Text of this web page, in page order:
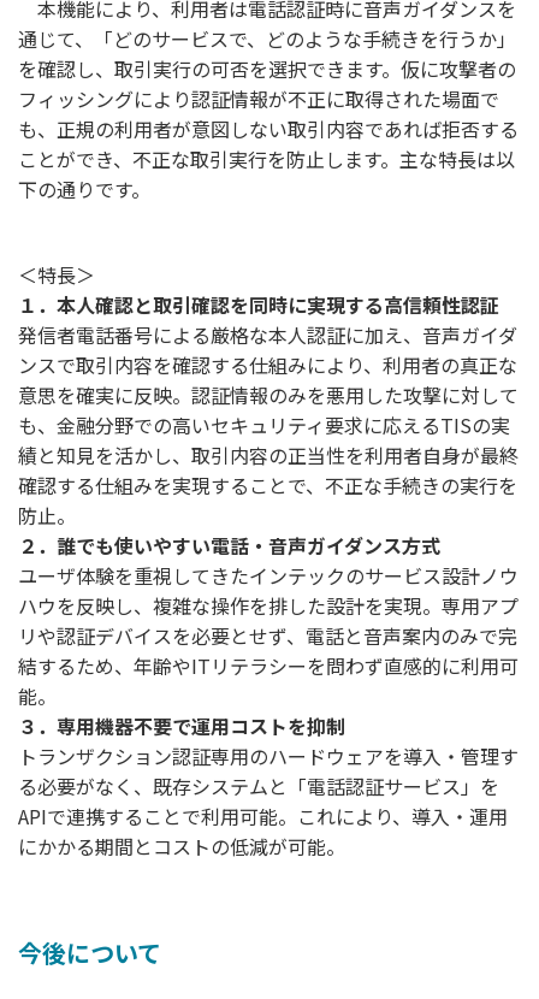
本機能により、利用者は電話認証時に音声ガイダンスを
通じて、「どのサービスで、どのような手続きを行うか」
を確認し、取引実行の可否を選択できます。仮に攻撃者の
フィッシングにより認証情報が不正に取得された場面で
も、正規の利用者が意図しない取引内容であれば拒否する
ことができ、不正な取引実行を防止します。主な特長は以
下の通りです。
＜特長＞
１．本人確認と取引確認を同時に実現する高信頼性認証
発信者電話番号による厳格な本人認証に加え、音声ガイダ
ンスで取引内容を確認する仕組みにより、利用者の真正な
意思を確実に反映。認証情報のみを悪用した攻撃に対して
も、金融分野での高いセキュリティ要求に応えるTISの実
績と知見を活かし、取引内容の正当性を利用者自身が最終
確認する仕組みを実現することで、不正な手続きの実行を
防止。
２．誰でも使いやすい電話・音声ガイダンス方式
ユーザ体験を重視してきたインテックのサービス設計ノウ
ハウを反映し、複雑な操作を排した設計を実現。専用アプ
リや認証デバイスを必要とせず、電話と音声案内のみで完
結するため、年齢やITリテラシーを問わず直感的に利用可
能。
３．専用機器不要で運用コストを抑制
トランザクション認証専用のハードウェアを導入・管理す
る必要がなく、既存システムと「電話認証サービス」を
APIで連携することで利用可能。これにより、導入・運用
にかかる期間とコストの低減が可能。
今後について